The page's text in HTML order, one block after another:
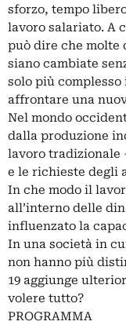
sforzo, tempo
lavoro salariato. A
può dire che molte
siano cambiate
solo più
affrontare una
Nel mondo
dalla produzione
lavoro tradizionale
e le richieste degli
In che modo il
all’interno delle
influenzato la
In una società in
non hanno più
19 aggiunge
volere tutto?
PROGRAMMA